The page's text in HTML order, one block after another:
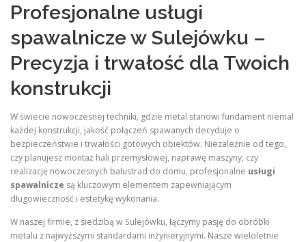
Profesjonalne usługi
spawalnicze w Sulejówku –
Precyzja i trwałość dla Twoich
konstrukcji
W świecie nowoczesnej techniki, gdzie metal stanowi fundament niemal
każdej konstrukcji, jakość połączeń spawanych decyduje o
bezpieczeństwie i trwałości gotowych obiektów. Niezależnie od tego,
czy planujesz montaż hali przemysłowej, naprawę maszyny, czy
realizację nowoczesnych balustrad do domu, profesjonalne usługi
spawalnicze są kluczowym elementem zapewniającym
długowieczność i estetykę wykonania.
W naszej firmie, z siedzibą w Sulejówku, łączymy pasję do obróbki
metalu z najwyższymi standardami inżynieryjnymi. Nasze wieloletnie